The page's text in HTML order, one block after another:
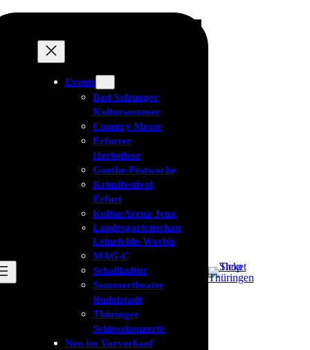
Events
Bad Salzunger
Kultursommer
Country Messe
Erfurter
Herbstlese
Goethe-Festwoche
Krimifestival
Erfurt
KulturArena Jena
Landesgartenschau
Leinefelde-Worbis
MAG-C
Schallkultur
Sommertheater
Rudolstadt
Thüringer
Schlosskonzerte
Neu im Vorverkauf